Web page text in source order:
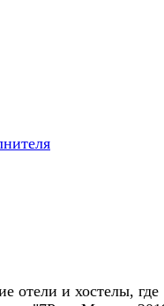
отели и хостелы, где